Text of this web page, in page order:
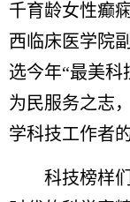
千育龄女性癫
西临床医学院
选今年“最美科
为民服务之志
学科技工作者
科技榜样